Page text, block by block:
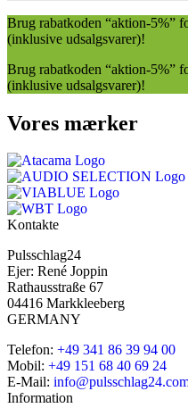
Brug rabatkoden “aktion-5%”
(inklusive udsalgsvarer)!
Brug rabatkoden “aktion-5%”
(inklusive udsalgsvarer)!
Vores mærker
Kontakte
Pulsschlag24
Ejer: René Joppin
Rathausstraße 67
04416 Markkleeberg
GERMANY
Telefon: +49 341 86 39 94 00
Mobil: +49 151 68 40 69 24
E-Mail:
Information